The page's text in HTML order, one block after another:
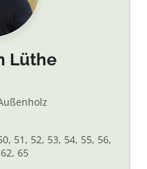
Lüthe
51, 52, 53, 54, 55, 56,
65